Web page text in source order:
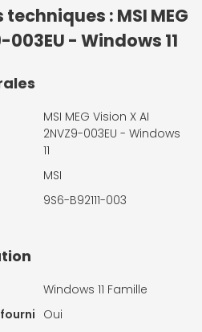
: MSI MEG
003EU - Windows 11
MSI MEG Vision X AI
2NVZ9-003EU - Windows
11
MSI
9S6-B92111-003
Windows 11 Famille
Oui